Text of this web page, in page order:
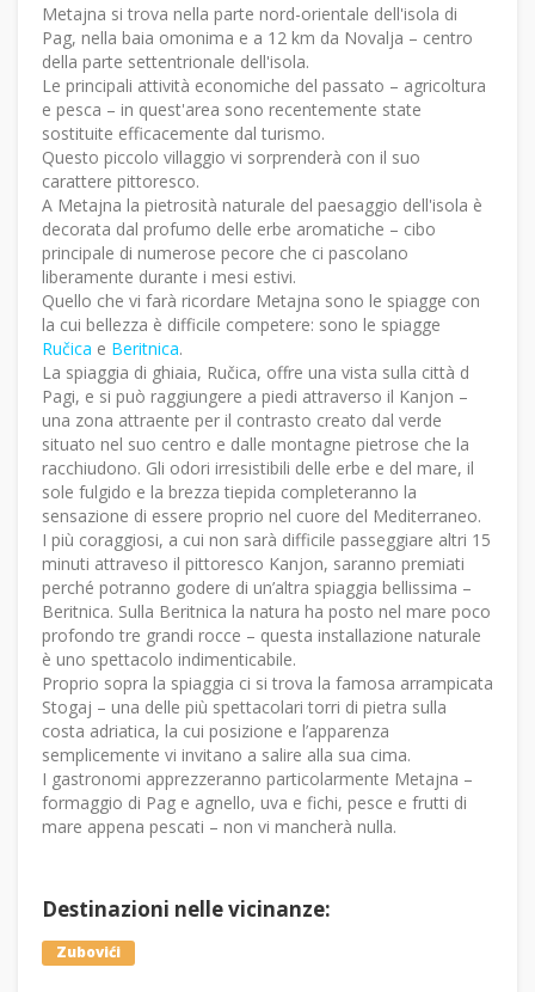
Metajna si trova nella parte nord-orientale dell'isola di
Pag, nella baia omonima e a 12 km da Novalja – centro
della parte settentrionale dell'isola.
Le principali attività economiche del passato – agricoltura
e pesca – in quest'area sono recentemente state
sostituite efficacemente dal turismo.
Questo piccolo villaggio vi sorprenderà con il suo
carattere pittoresco.
A Metajna la pietrosità naturale del paesaggio dell'isola è
decorata dal profumo delle erbe aromatiche – cibo
principale di numerose pecore che ci pascolano
liberamente durante i mesi estivi.
Quello che vi farà ricordare Metajna sono le spiagge con
la cui bellezza è difficile competere: sono le spiagge
Ručica e Beritnica.
La spiaggia di ghiaia, Ručica, offre una vista sulla città d
Pagi, e si può raggiungere a piedi attraverso il Kanjon –
una zona attraente per il contrasto creato dal verde
situato nel suo centro e dalle montagne pietrose che la
racchiudono. Gli odori irresistibili delle erbe e del mare, il
sole fulgido e la brezza tiepida completeranno la
sensazione di essere proprio nel cuore del Mediterraneo.
I più coraggiosi, a cui non sarà difficile passeggiare altri 15
minuti attraveso il pittoresco Kanjon, saranno premiati
perché potranno godere di un’altra spiaggia bellissima –
Beritnica. Sulla Beritnica la natura ha posto nel mare poco
profondo tre grandi rocce – questa installazione naturale
è uno spettacolo indimenticabile.
Proprio sopra la spiaggia ci si trova la famosa arrampicata
Stogaj – una delle più spettacolari torri di pietra sulla
costa adriatica, la cui posizione e l’apparenza
semplicemente vi invitano a salire alla sua cima.
I gastronomi apprezzeranno particolarmente Metajna –
formaggio di Pag e agnello, uva e fichi, pesce e frutti di
mare appena pescati – non vi mancherà nulla.
Destinazioni nelle vicinanze:
Zubovići